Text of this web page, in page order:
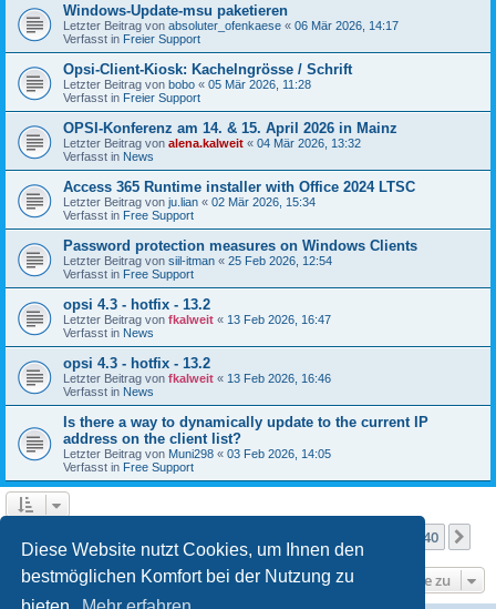
Diese Website nutzt Cookies, um Ihnen den
bestmöglichen Komfort bei der Nutzung zu
Windows-Update-msu paketieren
Letzter Beitrag von absoluter_ofenkaese « 06 Mär 2026, 14:17
Verfasst in Freier Support
Opsi-Client-Kiosk: Kachelngrösse / Schrift
Letzter Beitrag von bobo « 05 Mär 2026, 11:28
Verfasst in Freier Support
OPSI-Konferenz am 14. & 15. April 2026 in Mainz
Letzter Beitrag von alena.kalweit « 04 Mär 2026, 13:32
Verfasst in News
Access 365 Runtime installer with Office 2024 LTSC
Letzter Beitrag von ju.lian « 02 Mär 2026, 15:34
Verfasst in Free Support
Password protection measures on Windows Clients
Letzter Beitrag von siil-itman « 25 Feb 2026, 12:54
Verfasst in Free Support
opsi 4.3 - hotfix - 13.2
Letzter Beitrag von fkalweit « 13 Feb 2026, 16:47
Verfasst in News
opsi 4.3 - hotfix - 13.2
Letzter Beitrag von fkalweit « 13 Feb 2026, 16:46
Verfasst in News
Is there a way to dynamically update to the current IP
address on the client list?
Letzter Beitrag von Muni298 « 03 Feb 2026, 14:05
Verfasst in Free Support
40
Gehe zu